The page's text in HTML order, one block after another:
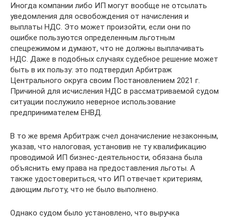
Иногда компании либо ИП могут вообще не отсылать
уведомления для освобождения от начисления и
выплаты НДС. Это может произойти, если они по
ошибке пользуются определенным льготным
спецрежимом и думают, что не должны выплачивать
НДС. Даже в подобных случаях судебное решение может
быть в их пользу: это подтвердил Арбитраж
Центрального округа своим Постановлением 2021 г.
Причиной для исчисления НДС в рассматриваемой судом
ситуации послужило неверное использование
предпринимателем ЕНВД.
В то же время Арбитраж счел доначисление незаконным,
указав, что налоговая, установив не ту квалификацию
проводимой ИП бизнес-деятельности, обязана была
объяснить ему права на предоставления льготы. А
также удостовериться, что ИП отвечает критериям,
дающим льготу, что не было выполнено.
Однако судом было установлено, что выручка